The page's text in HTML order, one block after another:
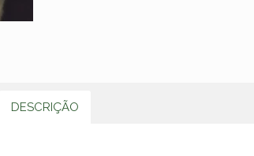
DESCRIÇÃO